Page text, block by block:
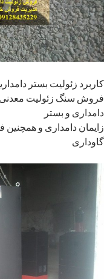
کاربرد زئولیت بستر
فروش سنگ زئولیت معدنی
دامداری و بستر
زایمان دامداری و همچنین
گاوداری